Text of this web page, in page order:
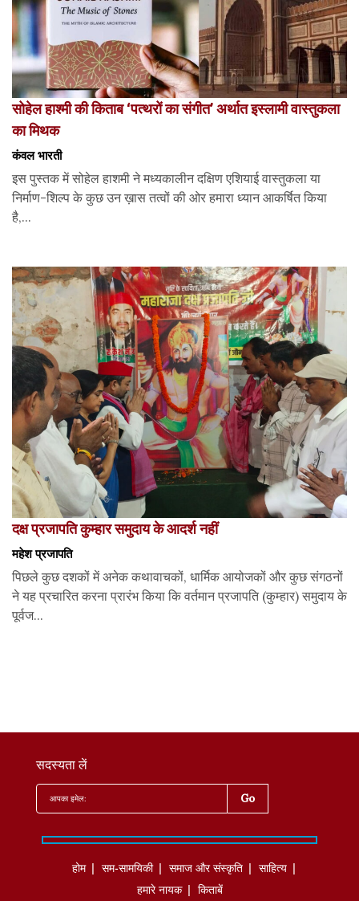
सोहेल हाश्मी की किताब ‘पत्थरों का संगीत’ अर्थात इस्लामी वास्तुकला
का मिथक
कंवल भारती
इस पुस्तक में सोहेल हाशमी ने मध्यकालीन दक्षिण एशियाई वास्तुकला या
निर्माण-शिल्प के कुछ उन ख़ास तत्वों की ओर हमारा ध्यान आकर्षित किया
है,...
दक्ष प्रजापति कुम्हार समुदाय के आदर्श नहीं
महेश प्रजापति
पिछले कुछ दशकों में अनेक कथावाचकों, धार्मिक आयोजकों और कुछ संगठनों
ने यह प्रचारित करना प्रारंभ किया कि वर्तमान प्रजापति (कुम्हार) समुदाय के
पूर्वज...
सदस्यता लें
होम सम-सामयिकी समाज और संस्कृति
साहित्‍य
हमारे नायक
किताबें